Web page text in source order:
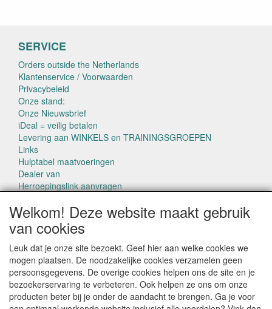
SERVICE
Orders outside the Netherlands
Klantenservice / Voorwaarden
Privacybeleid
Onze stand:
Onze Nieuwsbrief
iDeal = veilig betalen
Levering aan WINKELS en TRAININGSGROEPEN
Links
Hulptabel maatvoeringen
Dealer van
Herroepingslink aanvragen
CONTACTGEGEVENS
www.pettowel.nl
Laan van Swaensteijn 14
2271VB VOORBURG
Welkom! Deze website maakt gebruik
van cookies
Leuk dat je onze site bezoekt. Geef hier aan welke cookies we
mogen plaatsen. De noodzakelijke cookies verzamelen geen
persoonsgegevens. De overige cookies helpen ons de site en je
bezoekerservaring te verbeteren. Ook helpen ze ons om onze
producten beter bij je onder de aandacht te brengen. Ga je voor